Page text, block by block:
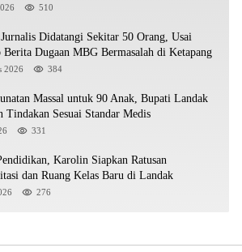
510
Didatangi Sekitar 50 Orang, Usai
Berita Dugaan MBG Bermasalah di Ketapang
2026 384
Massal untuk 90 Anak, Bupati Landak
Tindakan Sesuai Standar Medis
331
Karolin Siapkan Ratusan
dan Ruang Kelas Baru di Landak
276